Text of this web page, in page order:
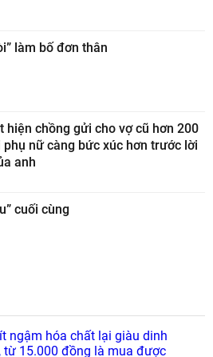
làm bố đơn thân
hiện chồng gửi cho vợ cũ hơn 200
nữ càng bức xúc hơn trước lời
anh
cuối cùng